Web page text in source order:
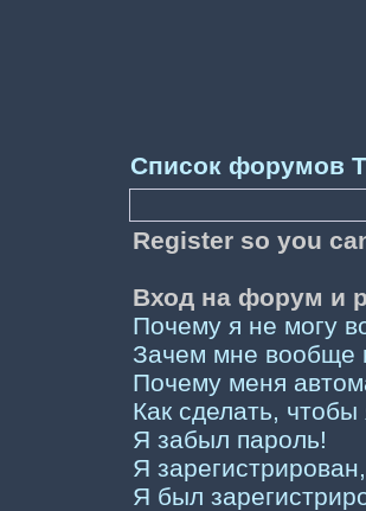
Список форумов
Register so you
Вход на форум и
Почему я не могу
Зачем мне вообще
Почему меня
Как сделать,
Я забыл пароль!
Я
Я был